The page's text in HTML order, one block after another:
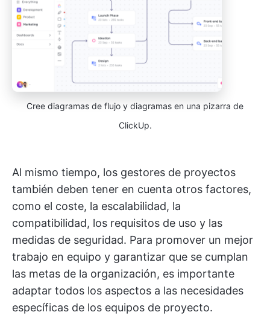
Cree diagramas de flujo y diagramas en una pizarra de
ClickUp.
Al mismo tiempo, los gestores de proyectos
también deben tener en cuenta otros factores,
como el coste, la escalabilidad, la
compatibilidad, los requisitos de uso y las
medidas de seguridad. Para promover un mejor
trabajo en equipo y garantizar que se cumplan
las metas de la organización, es importante
adaptar todos los aspectos a las necesidades
específicas de los equipos de proyecto.